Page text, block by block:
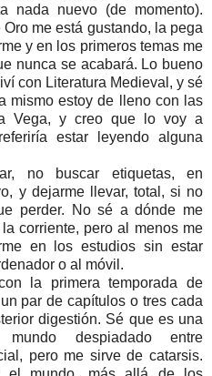
nada nuevo (de momento).
me está gustando, la pega
y en los primeros temas me
nunca se acabará. Lo bueno
con Literatura Medieval, y sé
mismo estoy de lleno con las
Vega, y creo que lo voy a
estar leyendo alguna
no buscar etiquetas, en
y dejarme llevar, total, si no
perder. No sé a dónde me
corriente, pero al menos me
en los estudios sin estar
o al móvil.
la primera temporada de
par de capítulos o tres cada
digestión. Sé que es una
despiadado entre
pero me sirve de catarsis.